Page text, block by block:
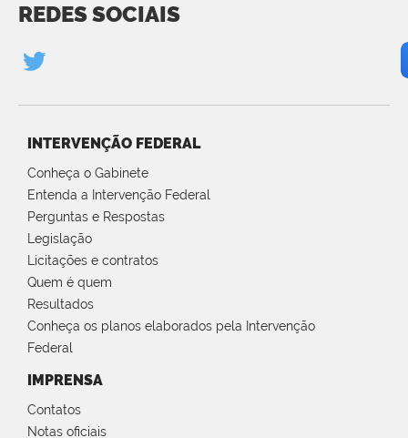
REDES SOCIAIS
INTERVENÇÃO FEDERAL
Conheça o Gabinete
Entenda a Intervenção Federal
Perguntas e Respostas
Legislação
Licitações e contratos
Quem é quem
Resultados
Conheça os planos elaborados pela Intervenção
Federal
IMPRENSA
Contatos
Notas oficiais